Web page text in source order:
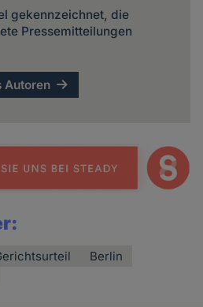
gekennzeichnet, die
Pressemitteilungen
Autoren
Berlin